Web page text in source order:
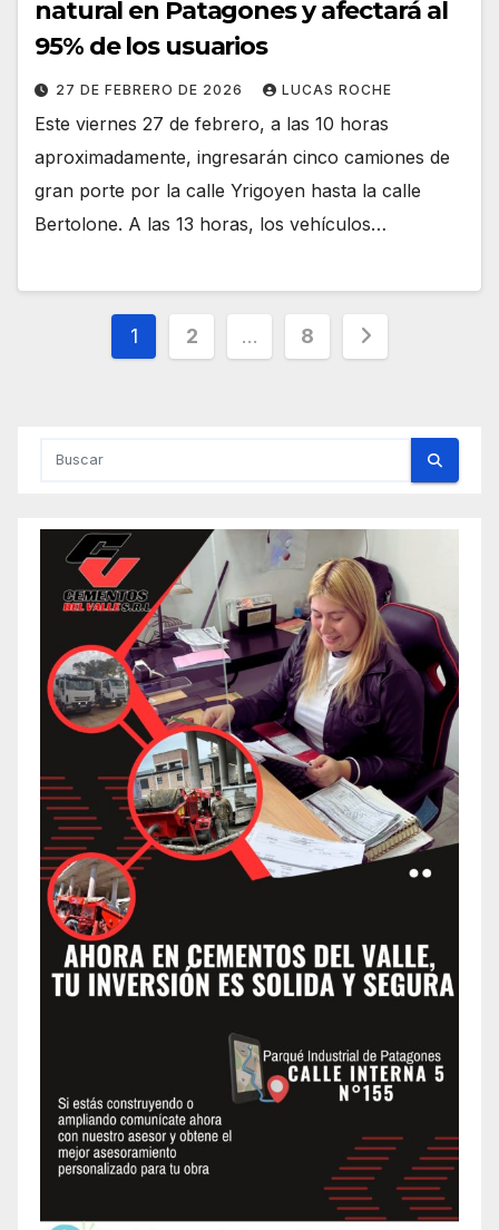
natural en Patagones y afectará al
95% de los usuarios
27 DE FEBRERO DE 2026 LUCAS ROCHE
Este viernes 27 de febrero, a las 10 horas
aproximadamente, ingresarán cinco camiones de
gran porte por la calle Yrigoyen hasta la calle
Bertolone. A las 13 horas, los vehículos…
Paginación
1 2 … 8